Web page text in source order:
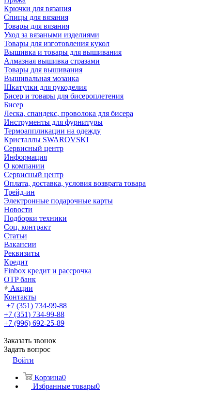
Крючки для вязания
Спицы для вязания
Товары для вязания
Уход за вязаными изделиями
Товары для изготовления кукол
Вышивка и товары для вышивания
Алмазная вышивка стразами
Товары для вышивания
Вышивальная мозаика
Шкатулки для рукоделия
Бисер и товары для бисероплетения
Бисер
Леска, спандекс, проволока для бисера
Инструменты для фурнитуры
Термоаппликации на одежду
Кристаллы SWAROVSKI
Сервисный центр
Информация
О компании
Сервисный центр
Оплата, доставка, условия возврата товара
Трейд-ин
Электронные подарочные карты
Новости
Подборки техники
Соц. контракт
Статьи
Вакансии
Реквизиты
Кредит
Finbox кредит и рассрочка
OTP банк
Акции
Контакты
+7 (351) 734-99-88
+7 (351) 734-99-88
+7 (996) 692-25-89
Заказать звонок
Задать вопрос
Войти
Корзина0
Избранные товары0